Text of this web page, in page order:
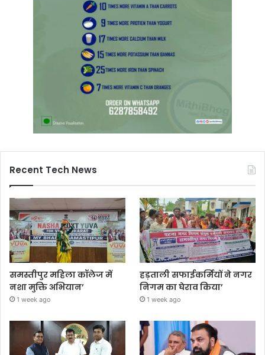
Recent Tech News
समस्तीपुर महिला कॉलेज में
नशा मुक्ति अभियान’
1 week ago
हड़ताली सफाईकर्मियों ने नगर
निगम का घेराव किया’
1 week ago